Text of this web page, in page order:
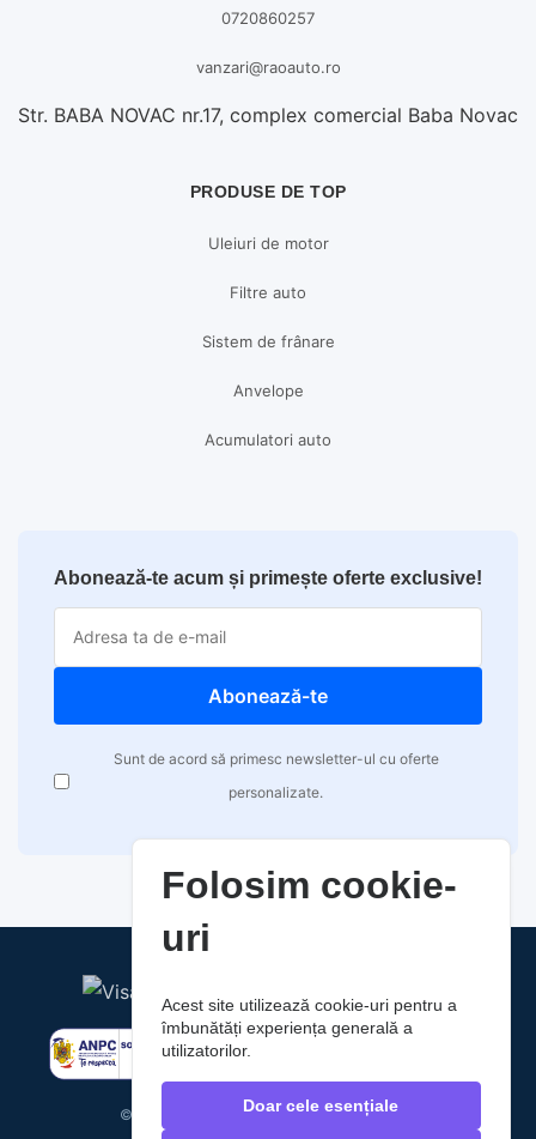
0720860257
vanzari@raoauto.ro
Str. BABA NOVAC nr.17, complex comercial Baba Novac
PRODUSE DE TOP
Uleiuri de motor
Filtre auto
Sistem de frânare
Anvelope
Acumulatori auto
Abonează-te acum și primește oferte exclusive!
Abonează-te
Sunt de acord să primesc newsletter-ul cu oferte
personalizate.
© 2026 RaoAuto. Toate drepturile rezervate.
Folosim cookie-
uri
Acest site utilizează cookie-uri pentru a
îmbunătăți experiența generală a
utilizatorilor.
Doar cele esențiale